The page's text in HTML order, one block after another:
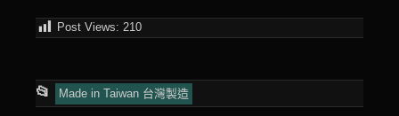
Post Views: 210
📂
This
Made in Taiwan 台灣製造